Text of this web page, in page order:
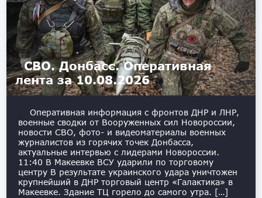
СВО. Донбасс. Оперативная
лента за 10.08.2026
Оперативная информация с фронтов ДНР и ЛНР,
военные сводки от Вооруженных сил Новороссии,
новости СВО, фото- и видеоматериалы военных
журналистов из горячих точек Донбасса,
актуальные интервью с лидерами Новороссии.
11:40 В Макеевке ВСУ ударили по торговому
центру В результате украинского удара уничтожен
крупнейший в ДНР торговый центр «Галактика» в
Макеевке. Здание ТЦ горело до самого утра. […]